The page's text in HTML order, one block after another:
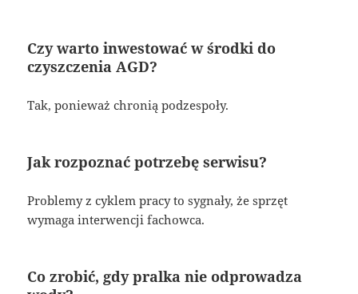
Czy warto inwestować w środki do
czyszczenia AGD?
Tak, ponieważ chronią podzespoły.
Jak rozpoznać potrzebę serwisu?
Problemy z cyklem pracy to sygnały, że sprzęt
wymaga interwencji fachowca.
Co zrobić, gdy pralka nie odprowadza